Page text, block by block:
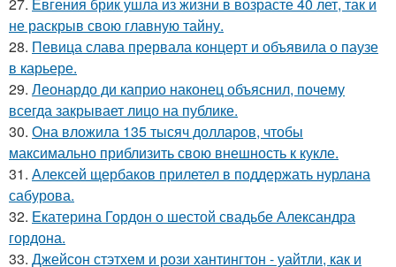
не раскрыв свою главную тайну.
28. Певица слава прервала концерт и объявила о паузе
в карьере.
29. Леонардо ди каприо наконец объяснил, почему
всегда закрывает лицо на публике.
30. Она вложила 135 тысяч долларов, чтобы
максимально приблизить свою внешность к кукле.
31. Алексей щербаков прилетел в поддержать нурлана
сабурова.
32. Екатерина Гордон о шестой свадьбе Александра
гордона.
33. Джейсон стэтхем и рози хантингтон - уайтли, как и